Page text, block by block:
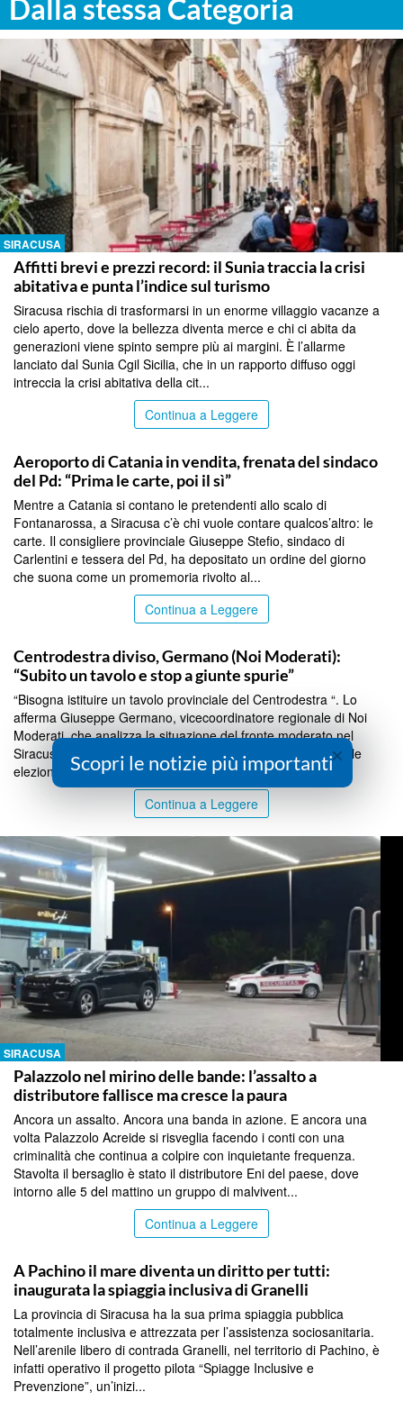
Dalla stessa Categoria
SIRACUSA
Affitti brevi e prezzi record: il Sunia traccia la crisi
abitativa e punta l’indice sul turismo
Siracusa rischia di trasformarsi in un enorme villaggio vacanze a
cielo aperto, dove la bellezza diventa merce e chi ci abita da
generazioni viene spinto sempre più ai margini. È l’allarme
lanciato dal Sunia Cgil Sicilia, che in un rapporto diffuso oggi
intreccia la crisi abitativa della cit...
Continua a Leggere
Aeroporto di Catania in vendita, frenata del sindaco
del Pd: “Prima le carte, poi il sì”
Mentre a Catania si contano le pretendenti allo scalo di
Fontanarossa, a Siracusa c’è chi vuole contare qualcos’altro: le
carte. Il consigliere provinciale Giuseppe Stefio, sindaco di
Carlentini e tessera del Pd, ha depositato un ordine del giorno
che suona come un promemoria rivolto al...
Continua a Leggere
Centrodestra diviso, Germano (Noi Moderati):
“Subito un tavolo e stop a giunte spurie”
“Bisogna istituire un tavolo provinciale del Centrodestra “. Lo
afferma Giuseppe Germano, vicecoordinatore regionale di Noi
Moderati, che analizza la situazione del fronte moderato nel
Siracusano, segnato da forti contrapposizioni interne e con le
elezioni – regionali e nazionali &...
Continua a Leggere
SIRACUSA
Palazzolo nel mirino delle bande: l’assalto a
distributore fallisce ma cresce la paura
Ancora un assalto. Ancora una banda in azione. E ancora una
volta Palazzolo Acreide si risveglia facendo i conti con una
criminalità che continua a colpire con inquietante frequenza.
Stavolta il bersaglio è stato il distributore Eni del paese, dove
intorno alle 5 del mattino un gruppo di malvivent...
Continua a Leggere
A Pachino il mare diventa un diritto per tutti:
inaugurata la spiaggia inclusiva di Granelli
La provincia di Siracusa ha la sua prima spiaggia pubblica
totalmente inclusiva e attrezzata per l’assistenza sociosanitaria.
Nell’arenile libero di contrada Granelli, nel territorio di Pachino, è
infatti operativo il progetto pilota “Spiagge Inclusive e
Prevenzione”, un’inizi...
×
Scopri le notizie più importanti